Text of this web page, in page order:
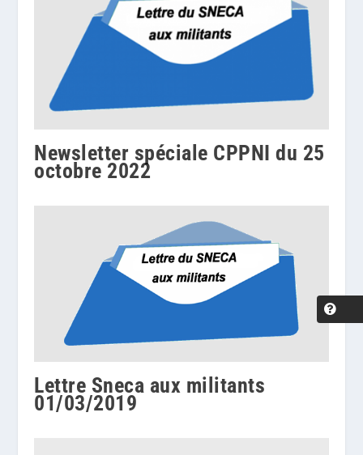
Newsletter spéciale CPPNI du 25
octobre 2022
Lettre Sneca aux militants
01/03/2019